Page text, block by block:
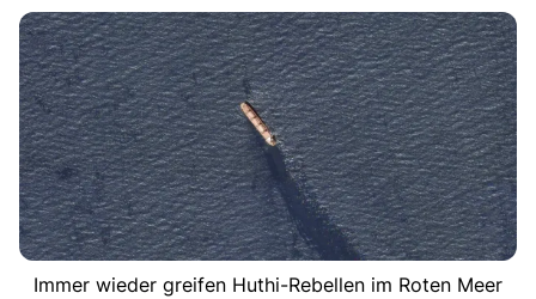
Immer wieder greifen Huthi-Rebellen im Roten Meer